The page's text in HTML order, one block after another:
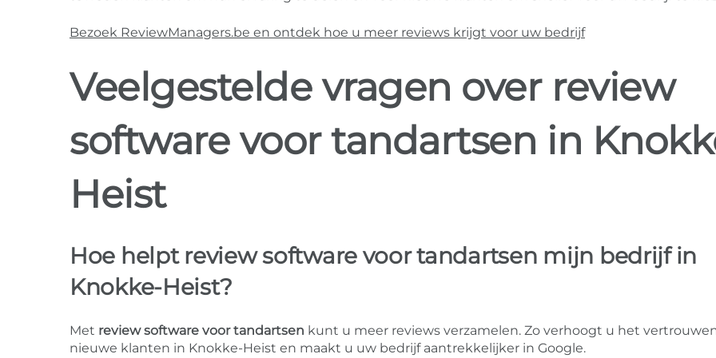
Bezoek ReviewManagers.be en ontdek hoe u meer reviews krijgt voor uw bedrijf
Veelgestelde vragen over review
software voor tandartsen in
Heist
Hoe helpt review software voor tandartsen mijn bedrijf in
Knokke-Heist?
Met review software voor tandartsen kunt u meer reviews verzamelen. Zo verhoogt u het
nieuwe klanten in Knokke-Heist en maakt u uw bedrijf aantrekkelijker in Google.